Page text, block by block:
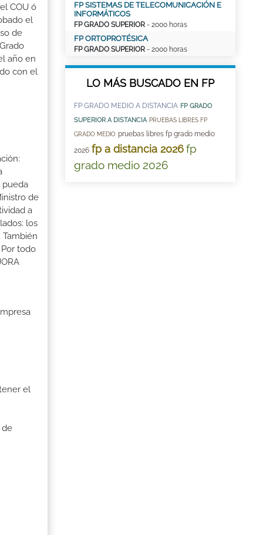
COU ó
el
de
año en
con el
pueda
de
a
los
todo
el
de
FP SISTEMAS DE TELECOMUNICACIÓN E
INFORMÁTICOS
FP GRADO SUPERIOR - 2000 horas
FP ORTOPROTÉSICA
FP GRADO SUPERIOR - 2000 horas
LO MÁS BUSCADO EN FP
FP GRADO MEDIO A DISTANCIA FP GRADO
SUPERIOR A DISTANCIA PRUEBAS LIBRES FP
GRADO MEDIO pruebas libres fp grado medio
2026 fp a distancia 2026fp
grado medio 2026